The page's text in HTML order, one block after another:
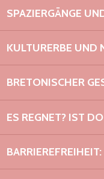
SPAZIERGÄNGE
KULTURERBE UND
BRETONISCHER
ES REGNET? IST
Lannion